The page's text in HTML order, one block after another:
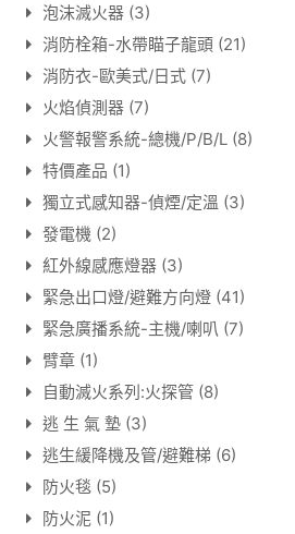
泡沫滅火器 (3)
消防栓箱-水帶瞄子龍頭 (21)
消防衣-歐美式/日式 (7)
火焰偵測器 (7)
火警報警系統-總機/P/B/L (8)
特價產品 (1)
獨立式感知器-偵煙/定溫 (3)
發電機 (2)
紅外線感應燈器 (3)
緊急出口燈/避難方向燈 (41)
緊急廣播系統-主機/喇叭 (7)
臂章 (1)
自動滅火系列:火探管 (8)
逃 生 氣 墊 (3)
逃生緩降機及管/避難梯 (6)
防火毯 (5)
防火泥 (1)